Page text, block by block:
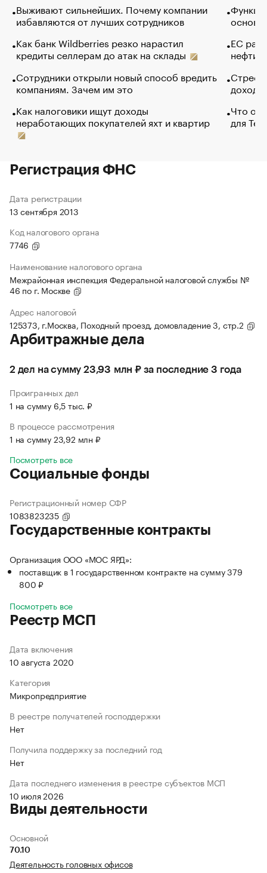
Выживают сильнейших. Почему компании
избавляются от лучших сотрудников
Как банк Wildberries резко нарастил
кредиты селлерам до атак на склады
Сотрудники открыли новый способ вредить
компаниям. Зачем им это
Как налоговики ищут доходы
неработающих покупателей яхт и квартир
основ
ЕС
нефти
Что
для
Регистрация ФНС
Дата регистрации
13 сентября 2013
Код налогового органа
7746
Наименование налогового органа
Межрайонная инспекция Федеральной налоговой службы №
46 по г. Москве
Адрес налоговой
125373, г.Москва, Походный проезд, домовладение 3, стр.2
Арбитражные дела
2 дел на сумму 23,93 млн ₽ за последние 3 года
Проигранных дел
1 на сумму 6,5 тыс. ₽
В процессе рассмотрения
1 на сумму 23,92 млн ₽
Посмотреть все
Социальные фонды
Регистрационный номер СФР
1083823235
Государственные контракты
Организация ООО «МОС ЯРД»:
поставщик в 1 государственном контракте на сумму 379
800 ₽
Посмотреть все
Реестр МСП
Дата включения
10 августа 2020
Категория
Микропредприятие
В реестре получателей господдержки
Нет
Получила поддержку за последний год
Нет
Дата последнего изменения в реестре субъектов МСП
10 июля 2026
Виды деятельности
Основной
70.10
Деятельность головных офисов